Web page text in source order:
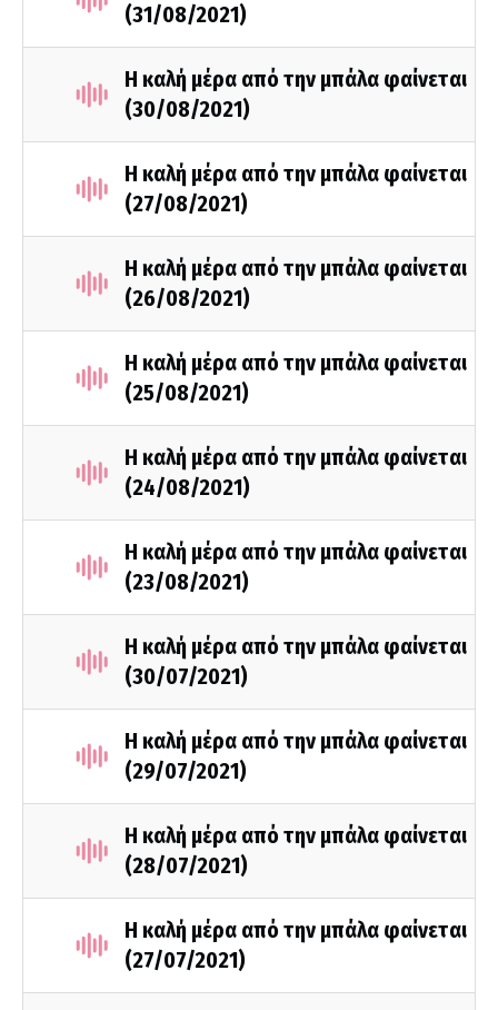
(31/08/2021)
Η καλή μέρα από την μπάλα φαίνεται
(30/08/2021)
Η καλή μέρα από την μπάλα φαίνεται
(27/08/2021)
Η καλή μέρα από την μπάλα φαίνεται
(26/08/2021)
Η καλή μέρα από την μπάλα φαίνεται
(25/08/2021)
Η καλή μέρα από την μπάλα φαίνεται
(24/08/2021)
Η καλή μέρα από την μπάλα φαίνεται
(23/08/2021)
Η καλή μέρα από την μπάλα φαίνεται
(30/07/2021)
Η καλή μέρα από την μπάλα φαίνεται
(29/07/2021)
Η καλή μέρα από την μπάλα φαίνεται
(28/07/2021)
Η καλή μέρα από την μπάλα φαίνεται
(27/07/2021)